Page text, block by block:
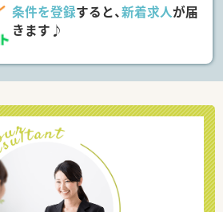
条件を登録すると、新着求人が届
きます♪